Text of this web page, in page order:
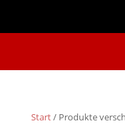
Start/ Produkte